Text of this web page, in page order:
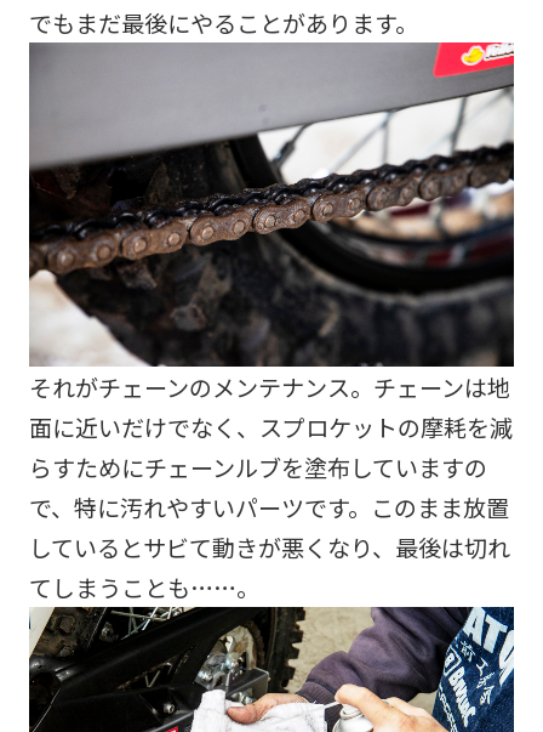
でもまだ最後にやることがあります。
それがチェーンのメンテナンス。チェーンは地
面に近いだけでなく、スプロケットの摩耗を減
らすためにチェーンルブを塗布していますの
で、特に汚れやすいパーツです。このまま放置
しているとサビて動きが悪くなり、最後は切れ
てしまうことも……。